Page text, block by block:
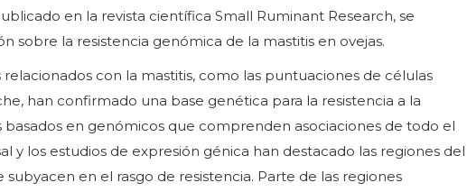
en la revista científica Small Ruminant Research, se
sobre la resistencia genómica de la mastitis en ovejas.
con la mastitis, como las puntuaciones de células
han confirmado una base genética para la resistencia a la
basados en genómicos que comprenden asociaciones de todo el
y los estudios de expresión génica han destacado las regiones del
en el rasgo de resistencia. Parte de las regiones